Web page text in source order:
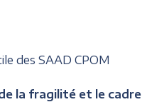
des SAAD CPOM
la fragilité et le cadre